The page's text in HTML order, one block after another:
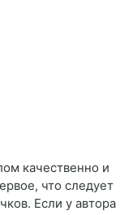
качественно и
что следует
Если у автора